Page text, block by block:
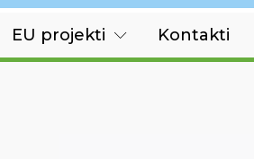
EU projekti Kontakti